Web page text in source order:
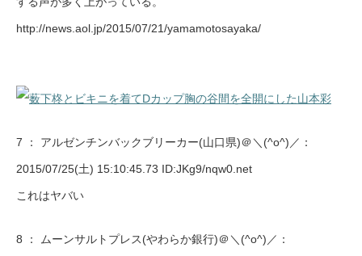
http://news.aol.jp/2015/07/21/yamamotosayaka/
7 ： アルゼンチンバックブリーカー(山口県)＠＼(^o^)／ ：
2015/07/25(土) 15:10:45.73 ID:JKg9/nqw0.net
これはヤバい
8 ： ムーンサルトプレス(やわらか銀行)＠＼(^o^)／ ：